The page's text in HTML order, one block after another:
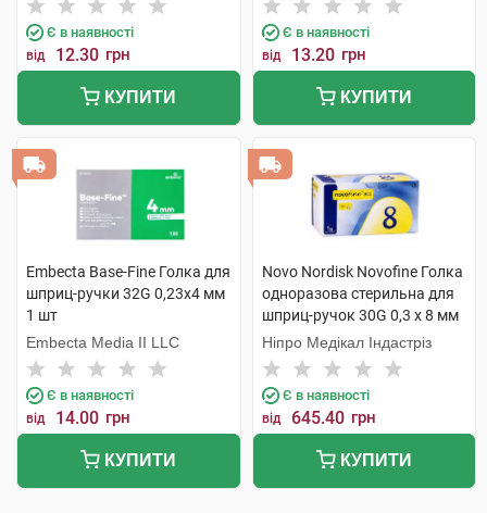
Є в наявності
від 12.30 грн
КУПИТИ
Є в наявності
від 13.20 грн
КУПИТИ
Embecta Base-Fine Голка для
шприц-ручки 32G 0,23х4 мм
1 шт
Embecta Media II LLC
Є в наявності
від 14.00 грн
КУПИТИ
Novo Nordisk Novofine Голка
одноразова стерильна для
шприц-ручок 30G 0,3 х 8 мм
100 шт
Ніпро Медікал Індастріз
Є в наявності
від 645.40 грн
КУПИТИ